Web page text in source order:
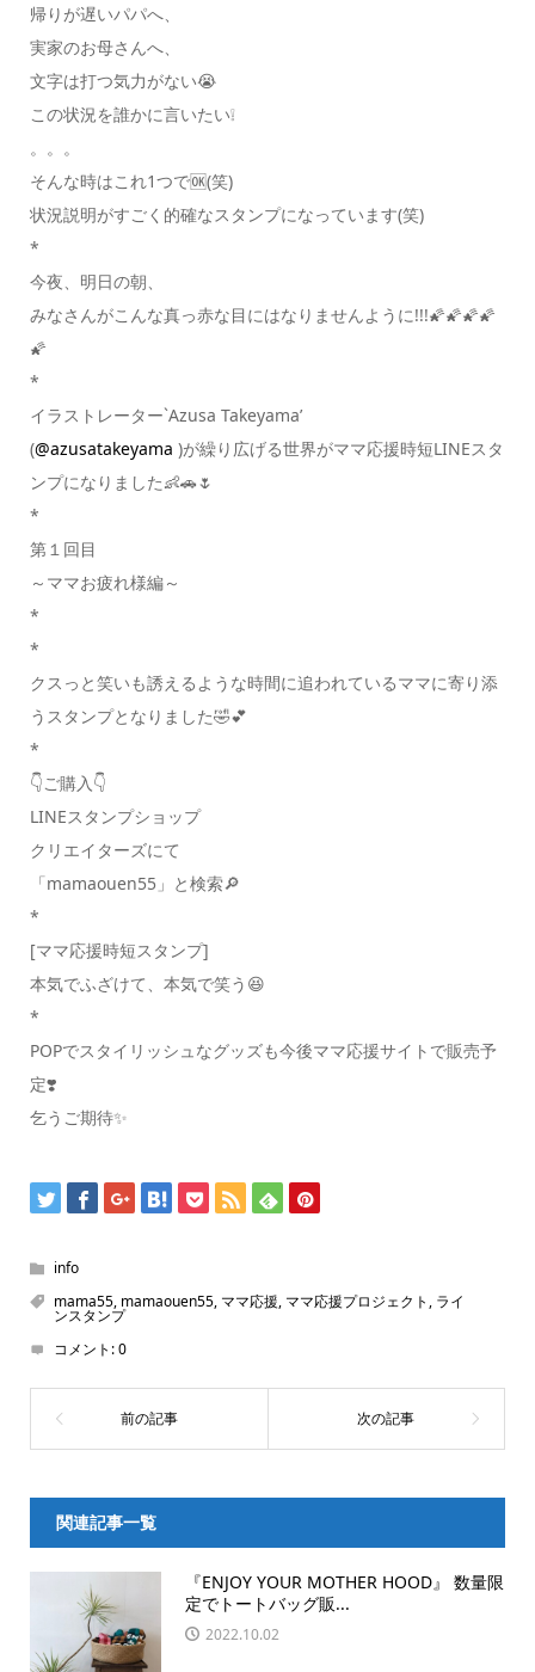
帰りが遅いパパへ、
実家のお母さんへ、
文字は打つ気力がない😭
この状況を誰かに言いたい❕
。。。
そんな時はこれ1つで🆗(笑)
状況説明がすごく的確なスタンプになっています(笑)
*
今夜、明日の朝、
みなさんがこんな真っ赤な目にはなりませんように!!!🌠🌠🌠🌠
🌠
*
イラストレーター`Azusa Takeyama’
(@azusatakeyama )が繰り広げる世界がママ応援時短LINEスタ
ンプになりました👶🚗🌷
*
第１回目
～ママお疲れ様編～
*
*
クスっと笑いも誘えるような時間に追われているママに寄り添
うスタンプとなりました🤣💕
*
👇ご購入👇
LINEスタンプショップ
クリエイターズにて
「mamaouen55」と検索🔎
*
[ママ応援時短スタンプ]
本気でふざけて、本気で笑う😆
*
POPでスタイリッシュなグッズも今後ママ応援サイトで販売予
定❣️
乞うご期待✨
info
mama55, mamaouen55, ママ応援, ママ応援プロジェクト , ライ
ンスタンプ
コメント:0
関連記事一覧
『ENJOY YOUR MOTHER HOOD』 数量限
定でトートバッグ販...
2022.10.02